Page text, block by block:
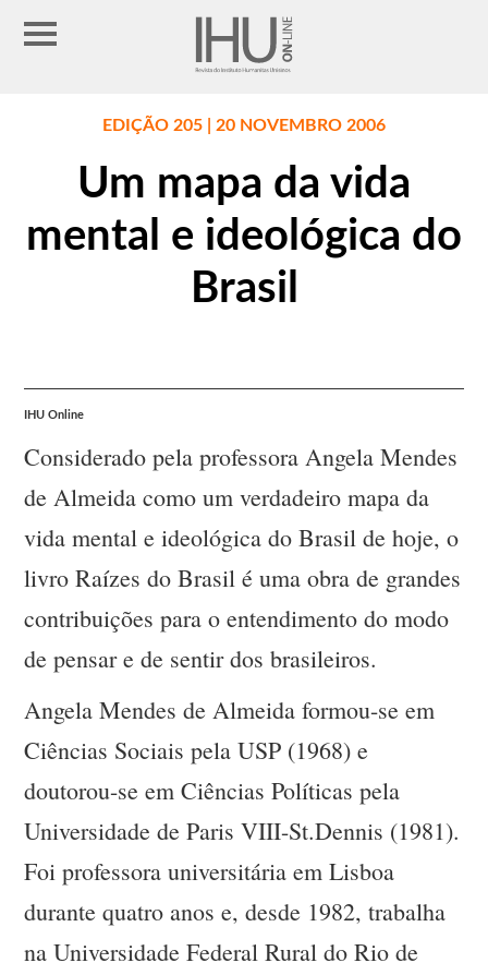
EDIÇÃO 205 | 20 NOVEMBRO 2006
Um mapa da vida
mental e ideológica do
Brasil
IHU Online
Considerado pela professora Angela Mendes
de Almeida como um verdadeiro mapa da
vida mental e ideológica do Brasil de hoje, o
livro Raízes do Brasil é uma obra de grandes
contribuições para o entendimento do modo
de pensar e de sentir dos brasileiros.
Angela Mendes de Almeida formou-se em
Ciências Sociais pela USP (1968) e
doutorou-se em Ciências Políticas pela
Universidade de Paris VIII-St.Dennis (1981).
Foi professora universitária em Lisboa
durante quatro anos e, desde 1982, trabalha
na Universidade Federal Rural do Rio de